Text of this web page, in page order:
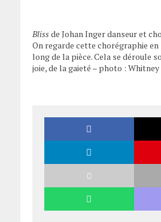
Blissde Johan Inger danseur et
On regarde cette chorégraphie
long de la pièce. Cela se déroule
joie, de la gaieté – photo :